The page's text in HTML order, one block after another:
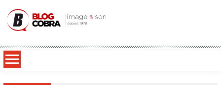
Blog Cobra